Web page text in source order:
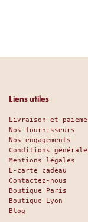
Liens utiles
Livraison et
Nos fournisseurs
Nos engagements
Conditions
Mentions légales
E-carte cadeau
Contactez-nous
Boutique Paris
Boutique Lyon
Blog